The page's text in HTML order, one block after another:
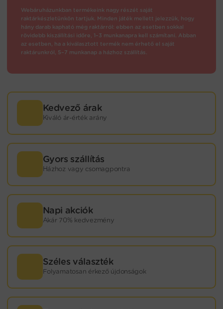
Webáruházunkban termékeink nagy részét saját
raktárkészletünkön tartjuk. Minden játék mellett jelezzük, hogy
hány darab kapható még raktárról: ebben az esetben sokkal
rövidebb kiszállítási időre, 1–3 munkanapra kell számítani. Abban
az esetben, ha a kiválasztott termék nem érhető el saját
raktárunkról, 5–7 munkanap a házhoz szállítás.
Kedvező árak
Kiváló ár-érték arány
Gyors szállítás
Házhoz vagy csomagpontra
Napi akciók
Akár 70% kedvezmény
Széles választék
Folyamatosan érkező újdonságok